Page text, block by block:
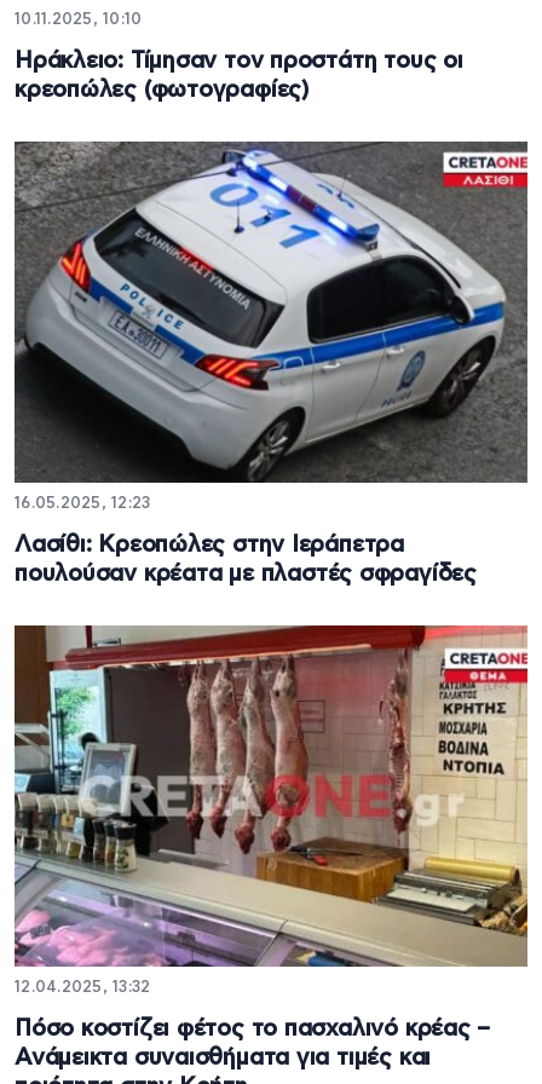
10.11.2025, 10:10
Ηράκλειο: Τίμησαν τον προστάτη τους οι
κρεοπώλες (φωτογραφίες)
16.05.2025, 12:23
Λασίθι: Κρεοπώλες στην Ιεράπετρα
πουλούσαν κρέατα με πλαστές σφραγίδες
12.04.2025, 13:32
Πόσο κοστίζει φέτος το πασχαλινό κρέας –
Ανάμεικτα συναισθήματα για τιμές και